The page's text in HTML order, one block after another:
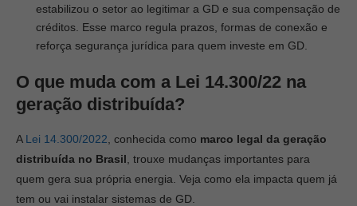
estabilizou o setor ao legitimar a GD e sua compensação de
créditos. Esse marco regula prazos, formas de conexão e
reforça segurança jurídica para quem investe em GD.
O que muda com a Lei 14.300/22 na
geração distribuída?
A Lei 14.300/2022 , conhecida como marco legal da geração
distribuída no Brasil , trouxe mudanças importantes para
quem gera sua própria energia. Veja como ela impacta quem já
tem ou vai instalar sistemas de GD.